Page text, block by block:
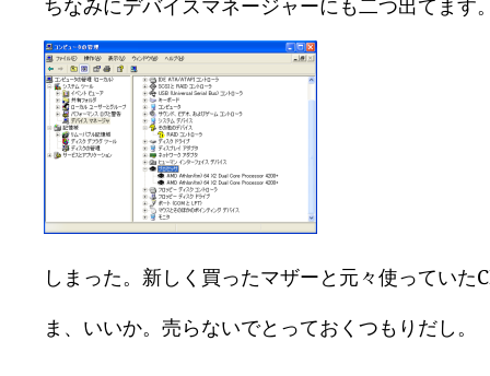
ちなみにデバイスマネージャーにも二つ出てます
しまった。新しく買ったマザーと元々使っていた
ま、いいか。売らないでとっておくつもりだし。